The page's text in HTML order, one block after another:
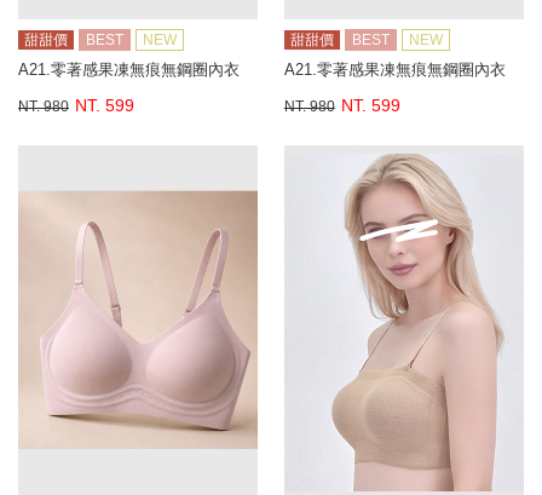
甜甜價 BEST NEW
A21.零著感果凍無痕無鋼圈內衣
NT. 980 NT. 599
甜甜價 BEST NEW
A21.零著感果凍無痕無鋼圈內衣
NT. 980 NT. 599